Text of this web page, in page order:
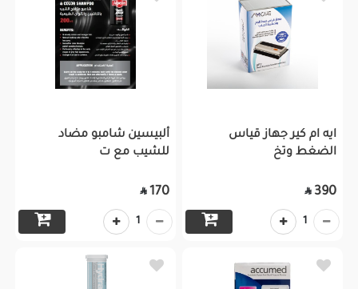
ايه ام كير جهاز قياس
الضغط وتخ
390

1
ألبيسين شامبو مضاد
للشيب مع ت
170

1